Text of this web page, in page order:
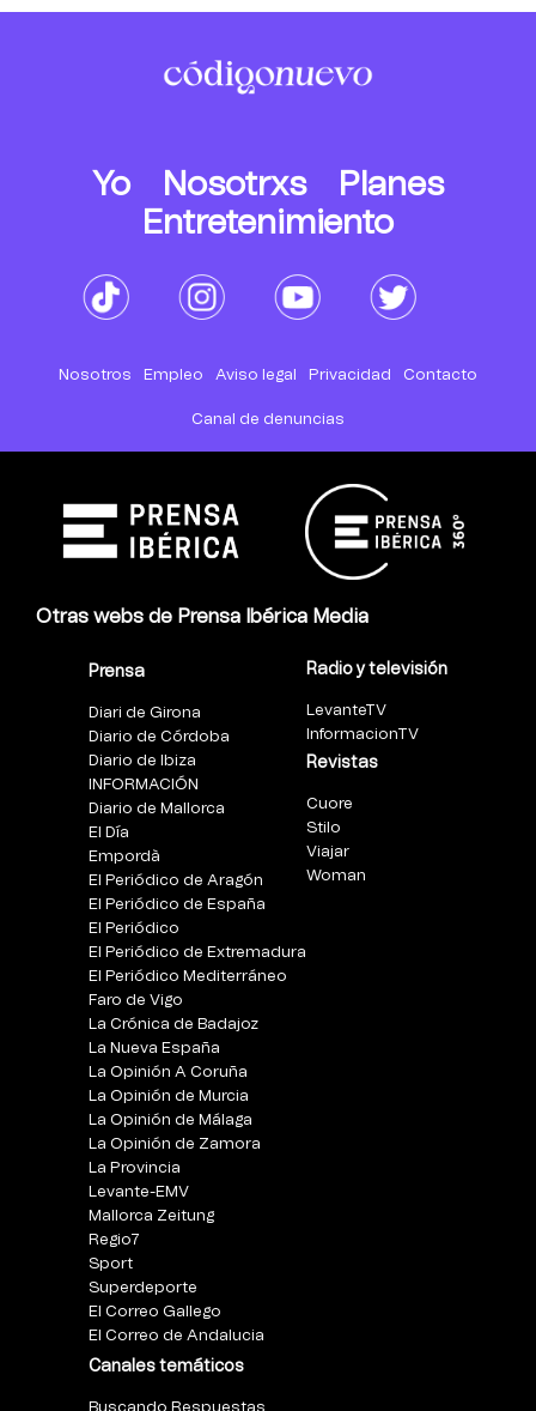
Yo Nosotrxs
Planes
Entretenimiento
Nosotros Empleo Aviso legal Privacidad Contacto
Canal de denuncias
Otras webs de Prensa Ibérica Media
Prensa
Diari de Girona
Diario de Córdoba
Diario de Ibiza
INFORMACIÓN
Diario de Mallorca
El Día
Empordà
El Periódico de Aragón
El Periódico de España
El Periódico
El Periódico de Extremadura
El Periódico Mediterráneo
Faro de Vigo
La Crónica de Badajoz
La Nueva España
La Opinión A Coruña
La Opinión de Murcia
La Opinión de Málaga
La Opinión de Zamora
La Provincia
Levante-EMV
Mallorca Zeitung
Regio7
Sport
Superdeporte
El Correo Gallego
El Correo de Andalucia
Canales temáticos
Buscando Respuestas
Radio y televisión
LevanteTV
InformacionTV
Revistas
Cuore
Stilo
Viajar
Woman